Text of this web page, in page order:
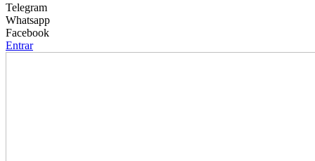
Telegram
Whatsapp
Facebook
Entrar